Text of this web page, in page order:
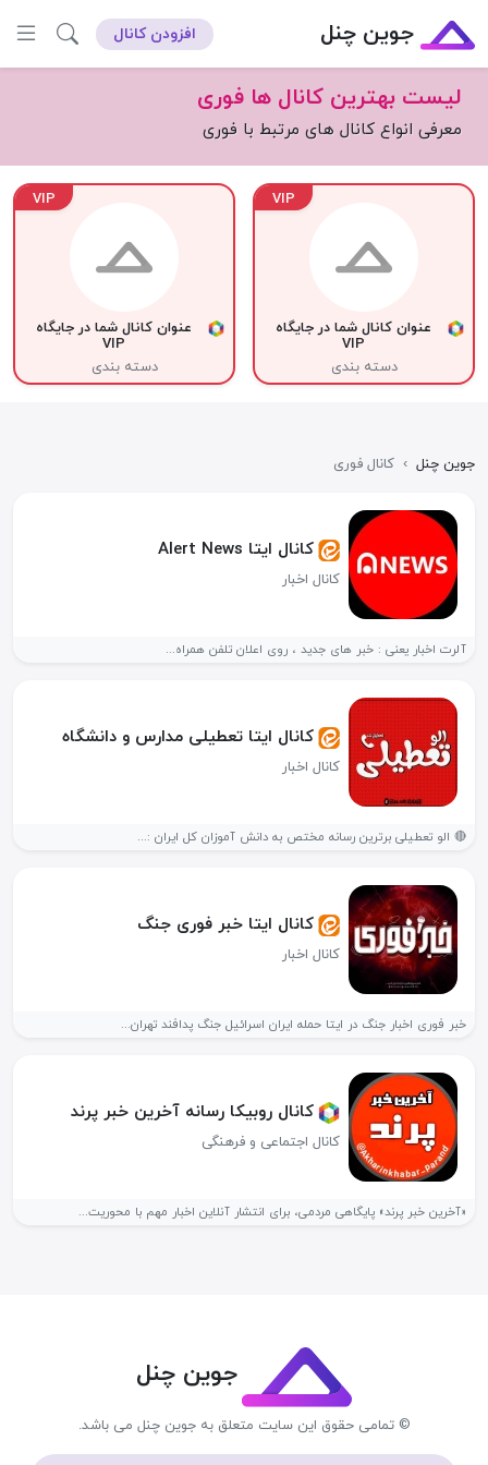
جوین چنل افزودن کانال
لیست بهترین کانال ها فوری
معرفی انواع کانال های مرتبط با فوری
VIP
عنوان کانال شما در جایگاه
VIP
دسته بندی
VIP
عنوان کانال شما در جایگاه
VIP
دسته بندی
جوین چنل › کانال فوری
کانال ایتا Alert News
کانال اخبار
آلرت اخبار یعنی : خبر های جدید ، روی اعلان تلفن همراه...
کانال ایتا تعطیلی مدارس و دانشگاه
کانال اخبار
🔴 الو تعطیلی برترین رسانه مختص به دانش آموزان کل ایران :...
کانال ایتا خبر فوری جنگ
کانال اخبار
خبر فوری اخبار جنگ در ایتا حمله ایران اسرائیل جنگ پدافند تهران...
کانال روبیکا رسانه آخرین خبر پرند
کانال اجتماعی و فرهنگی
«آخرین خبر پرند» پایگاهی مردمی، برای انتشار آنلاین اخبار مهم با محوریت...
جوین چنل
© تمامی حقوق این سایت متعلق به جوین چنل می باشد.